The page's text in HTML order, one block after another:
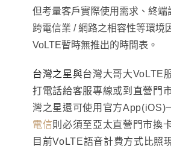
但考量客戶實際使用需求、終端
跨電信業 / 網路之相容性等環境
VoLTE暫時無推出的時間表。
台灣之星與台灣大哥大VoLTE
打電話給客服專線或到直營門
灣之星還可使用官方App(iOS)
電信則必須至亞太直營門市換
目前VoLTE語音計費方式比照